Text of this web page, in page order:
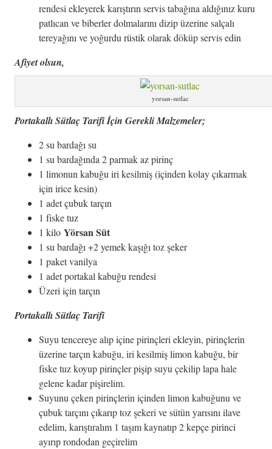
rendesi ekleyerek karıştırın servis tabağına aldığınız kuru
patlıcan ve biberler dolmalarını dizip üzerine salçalı
tereyağını ve yoğurdu rüstik olarak döküp servis edin
Afiyet olsun,
yorsan-sutlac
Portakallı Sütlaç Tarifi İçin Gerekli Malzemeler;
2 su bardağı su
1 su bardağında 2 parmak az pirinç
1 limonun kabuğu iri kesilmiş (içinden kolay çıkarmak
için irice kesin)
1 adet çubuk tarçın
1 fiske tuz
1 kilo Yörsan Süt
1 su bardağı +2 yemek kaşığı toz şeker
1 paket vanilya
1 adet portakal kabuğu rendesi
Üzeri için tarçın
Portakallı Sütlaç Tarifi
Suyu tencereye alıp içine pirinçleri ekleyin, pirinçlerin
üzerine tarçın kabuğu, iri kesilmiş limon kabuğu, bir
fiske tuz koyup pirinçler pişip suyu çekilip lapa hale
gelene kadar pişirelim.
Suyunu çeken pirinçlerin içinden limon kabuğunu ve
çubuk tarçını çıkarıp toz şekeri ve sütün yarısını ilave
edelim, karıştıralım 1 taşım kaynatıp 2 kepçe pirinci
ayırıp rondodan geçirelim